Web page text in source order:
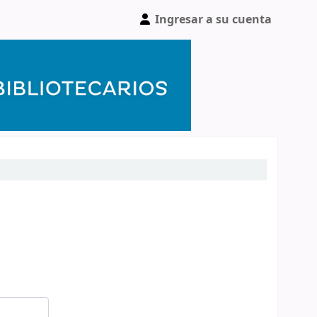
Ingresar a su cuenta